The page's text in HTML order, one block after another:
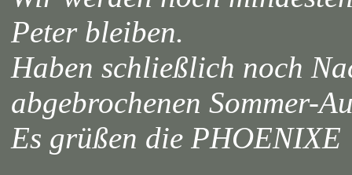
Peter bleiben.
Haben schließlich noch
abgebrochenen Sommer-
Es grüßen die PHOENIXE